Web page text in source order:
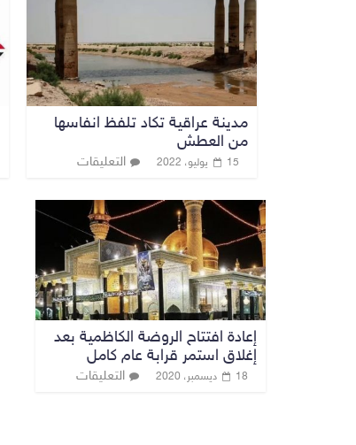
مدينة عراقية تكاد تلفظ انفاسها
من العطش
15 يوليو، 2022 التعليقات
إعادة افتتاح الروضة الكاظمية بعد
إغلاق استمر قرابة عام كامل
18 ديسمبر، 2020 التعليقات